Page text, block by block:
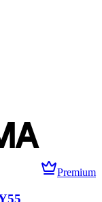
Premium